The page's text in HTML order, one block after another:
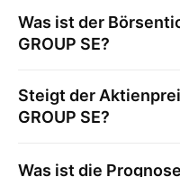
Was ist der
GROUP SE?
Steigt der
GROUP SE?
Was ist die